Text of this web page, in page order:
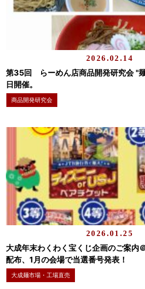
2026.02.14
第35回 らーめん店商品開発研究会 "
日開催。
商品開発研究会
2026.01.25
大成年末わくわく宝くじ企画のご案内
配布、1月の会場で当選番号発表！
大成麺市場・工場直売